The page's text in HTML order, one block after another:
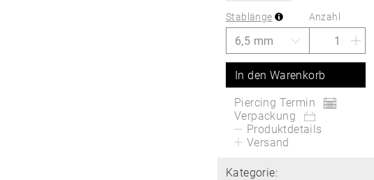
Stablänge Anzahl
In den Warenkorb
Piercing Termin
Verpackung
Produktdetails
Kategorie:
Versand